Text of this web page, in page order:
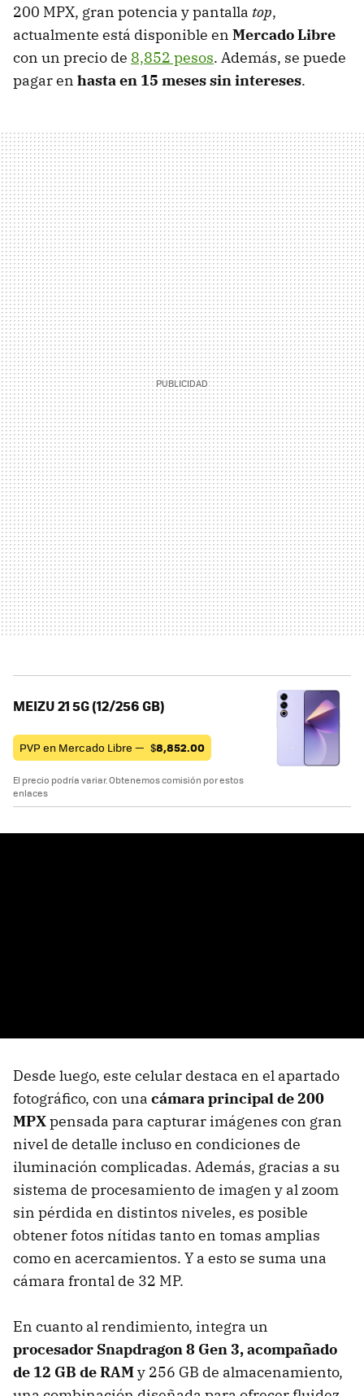
200 MPX, gran potencia y pantalla top,
actualmente está disponible en Mercado Libre
con un precio de 8,852 pesos. Además, se puede
pagar en hasta en 15 meses sin intereses.
MEIZU 21 5G (12/256 GB)
PVP en Mercado Libre — $8,852.00
El precio podría variar. Obtenemos comisión por estos
enlaces
Desde luego, este celular destaca en el apartado
fotográfico, con una cámara principal de 200
MPXpensada para capturar imágenes con gran
nivel de detalle incluso en condiciones de
iluminación complicadas. Además, gracias a su
sistema de procesamiento de imagen y al zoom
sin pérdida en distintos niveles, es posible
obtener fotos nítidas tanto en tomas amplias
como en acercamientos. Y a esto se suma una
cámara frontal de 32 MP.
En cuanto al rendimiento, integra un
procesador Snapdragon 8 Gen 3, acompañado
de 12 GB de RAMy 256 GB de almacenamiento,